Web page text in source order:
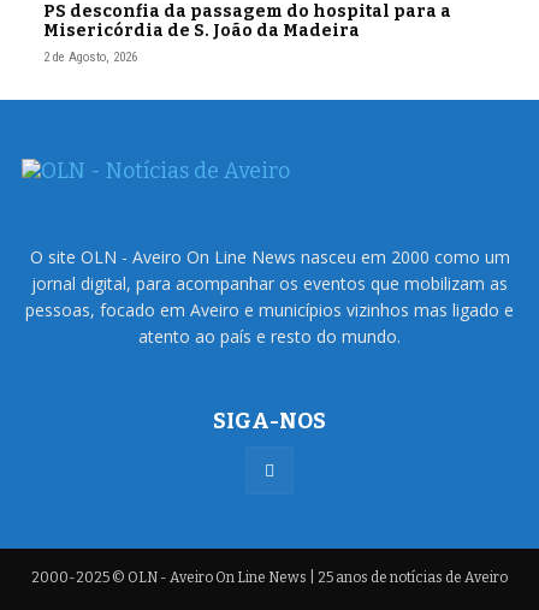
PS desconfia da passagem do hospital para a
Misericórdia de S. João da Madeira
2 de Agosto, 2026
O site OLN - Aveiro On Line News nasceu em 2000 como um
jornal digital, para acompanhar os eventos que mobilizam as
pessoas, focado em Aveiro e municípios vizinhos mas ligado e
atento ao país e resto do mundo.
SIGA-NOS
2000-2025 © OLN - Aveiro On Line News | 25 anos de notícias de Aveiro